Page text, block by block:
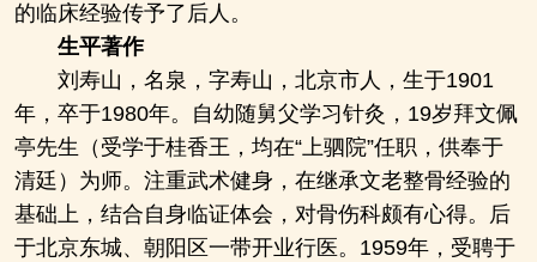
的临床经验传予了后人。
生平著作
刘寿山，名泉，字寿山，北京市人，生于1901
年，卒于1980年。自幼随舅父学习针灸，19岁拜文佩
亭先生（受学于桂香王，均在“上驷院”任职，供奉于
清廷）为师。注重武术健身，在继承文老整骨经验的
基础上，结合自身临证体会，对骨伤科颇有心得。后
于北京东城、朝阳区一带开业行医。1959年，受聘于